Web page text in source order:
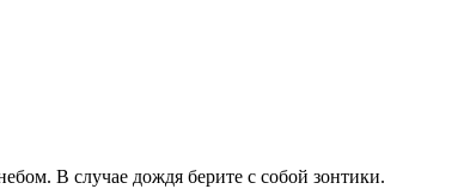
В случае дождя берите с собой зонтики.